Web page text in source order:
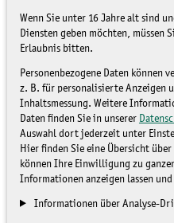
Wenn Sie unter 16 Jahre alt sind
Diensten geben möchten, müssen
Erlaubnis bitten.
Personenbezogene Daten können
z. B. für personalisierte Anzeigen
Inhaltsmessung. Weitere
Daten finden Sie in unserer
Auswahl dort jederzeit unter
Hier finden Sie eine Übersicht
können Ihre Einwilligung zu
Informationen anzeigen lassen
Informationen über Analyse-
Engagement » FÖJ
FÖJ:
FÖJ